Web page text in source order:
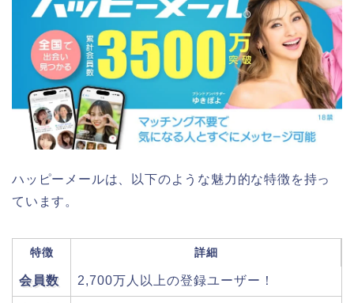
ハッピーメールは、以下のような魅力的な特徴を持っ
ています。
特徴 詳細
会員数 2,700万人以上の登録ユーザー！